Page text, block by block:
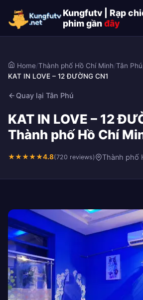
Kungfutv | Rạp
phim gầnđây
Home/Thành phố Hồ Chí Minh/Tân Phú
KAT IN LOVE – 12 ĐƯỜNG CN1
Quay lại Tân Phú
KAT IN LOVE – 12
Thành phố Hồ Chí
★★★★★4.8(720 reviews) Thành phố